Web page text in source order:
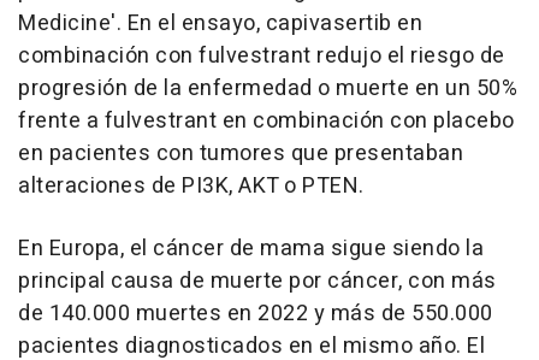
Medicine'. En el ensayo, capivasertib en
combinación con fulvestrant redujo el riesgo de
progresión de la enfermedad o muerte en un 50%
frente a fulvestrant en combinación con placebo
en pacientes con tumores que presentaban
alteraciones de PI3K, AKT o PTEN.
En Europa, el cáncer de mama sigue siendo la
principal causa de muerte por cáncer, con más
de 140.000 muertes en 2022 y más de 550.000
pacientes diagnosticados en el mismo año. El